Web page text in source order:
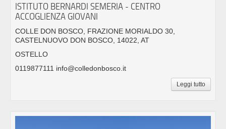
ISTITUTO BERNARDI SEMERIA - CENTRO
ACCOGLIENZA GIOVANI
COLLE DON BOSCO, FRAZIONE MORIALDO 30,
CASTELNUOVO DON BOSCO, 14022, AT
OSTELLO
0119877111 info@colledonbosco.it
Leggi tutto